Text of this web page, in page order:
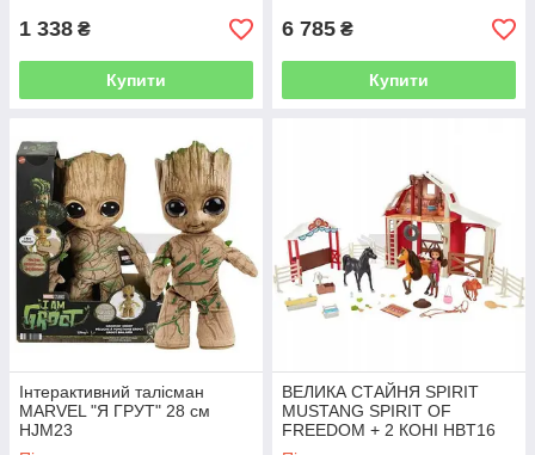
1 338 ₴
Купити
6 785 ₴
Купити
Інтерактивний талісман
MARVEL "Я ГРУТ" 28 см
HJM23
ВЕЛИКА СТАЙНЯ SPIRIT
MUSTANG SPIRIT OF
FREEDOM + 2 КОНІ HBT16